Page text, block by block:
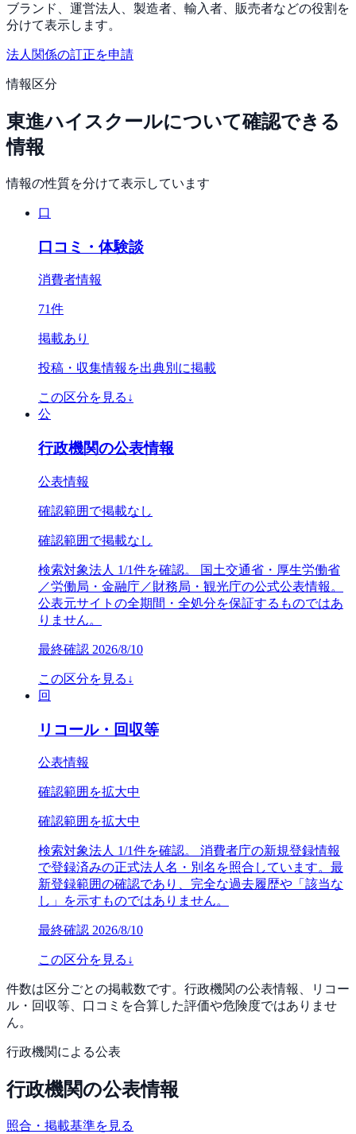
ブランド、運営法人、製造者、輸入者、販売者などの役割を
分けて表示します。
法人関係の訂正を申請
情報区分
東進ハイスクールについて確認できる
情報
情報の性質を分けて表示しています
口
口コミ・体験談
消費者情報
71件
掲載あり
投稿・収集情報を出典別に掲載
この区分を見る ↓
公
行政機関の公表情報
公表情報
確認範囲で掲載なし
確認範囲で掲載なし
検索対象法人 1/1件を確認。 国土交通省・厚生労働省
／労働局・金融庁／財務局・観光庁の公式公表情報。
公表元サイトの全期間・全処分を保証するものではあ
りません。
最終確認 2026/8/10
この区分を見る ↓
回
リコール・回収等
公表情報
確認範囲を拡大中
確認範囲を拡大中
検索対象法人 1/1件を確認。 消費者庁の新規登録情報
で登録済みの正式法人名・別名を照合しています。最
新登録範囲の確認であり、完全な過去履歴や「該当な
し」を示すものではありません。
最終確認 2026/8/10
この区分を見る ↓
件数は区分ごとの掲載数です。行政機関の公表情報、リコー
ル・回収等、口コミを合算した評価や危険度ではありませ
ん。
行政機関による公表
行政機関の公表情報
照合・掲載基準を見る